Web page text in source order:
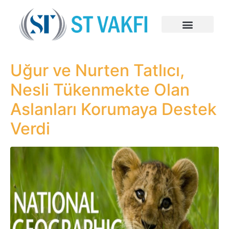
Uğur ve Nurten Tatlıcı,
Nesli Tükenmekte Olan
Aslanları Korumaya Destek
Verdi